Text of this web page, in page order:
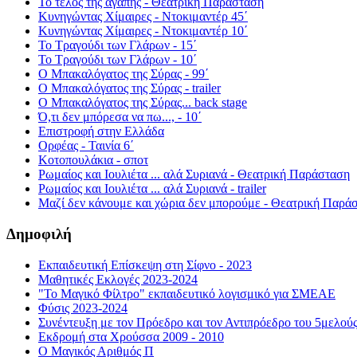
Κυνηγώντας Χίμαιρες - Ντοκιμαντέρ 45΄
Κυνηγώντας Χίμαιρες - Ντοκιμαντέρ 10΄
Το Τραγούδι των Γλάρων - 15΄
Το Τραγούδι των Γλάρων - 10΄
Ο Μπακαλόγατος της Σύρας - 99΄
Ο Μπακαλόγατος της Σύρας - trailer
Ο Μπακαλόγατος της Σύρας... back stage
Ό,τι δεν μπόρεσα να πω..., - 10΄
Επιστροφή στην Ελλάδα
Ορφέας - Ταινία 6΄
Κοτοπουλάκια - σποτ
Ρωμαίος και Ιουλιέτα ... αλά Συριανά - Θεατρική Παράσταση
Ρωμαίος και Ιουλιέτα ... αλά Συριανά - trailer
Μαζί δεν κάνουμε και χώρια δεν μπορούμε - Θεατρική
Δημοφιλή
Εκπαιδευτική Επίσκεψη στη Σίφνο - 2023
Μαθητικές Εκλογές 2023-2024
"Το Μαγικό Φίλτρο" εκπαιδευτικό λογισμικό για ΣΜΕΑΕ
Φύσις 2023-2024
Συνέντευξη με τον Πρόεδρο και τον Αντιπρόεδρο του 5μελούς
Εκδρομή στα Χρούσσα 2009 - 2010
Ο Μαγικός Αριθμός Π